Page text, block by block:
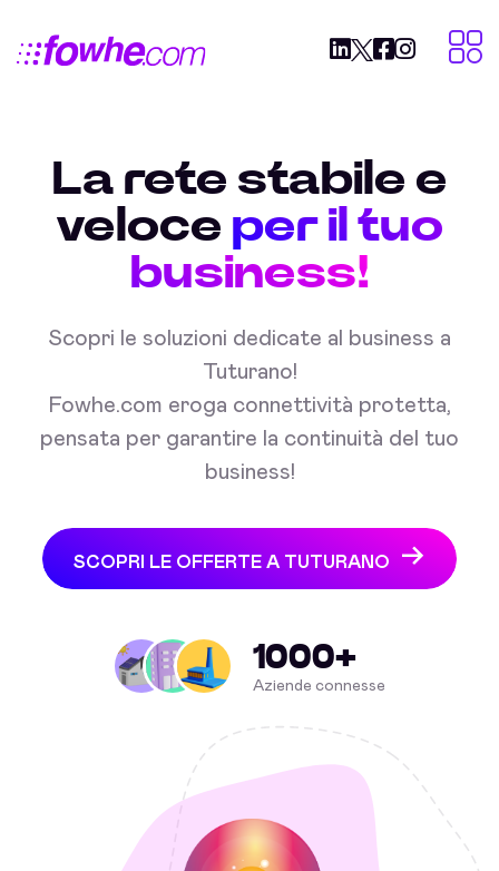
La rete stabile e
veloce per il tuo
business!
Scopri le soluzioni dedicate al business a
Tuturano!
Fowhe.com eroga connettività protetta,
pensata per garantire la continuità del tuo
business!
SCOPRI LE OFFERTE A TUTURANO
1000+
Aziende connesse